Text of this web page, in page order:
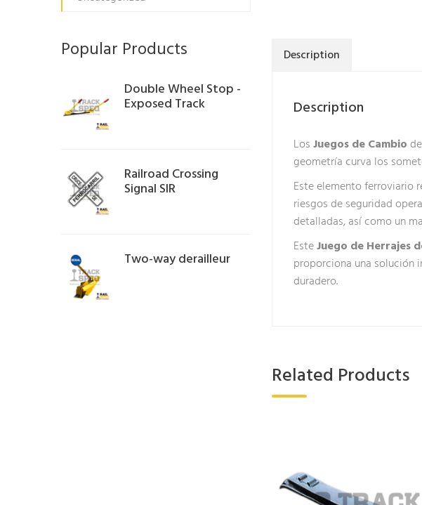
Description
Description
LosJuegos de Cambio
geometría curva los
Este elemento ferroviario
riesgos de seguridad
detalladas, así como un
EsteJuego de Herrajes
proporciona una solución
duradero.
Related Products
Popular Products
Double Wheel Stop -
Exposed Track
Railroad Crossing
Signal SIR
Two-way derailleur